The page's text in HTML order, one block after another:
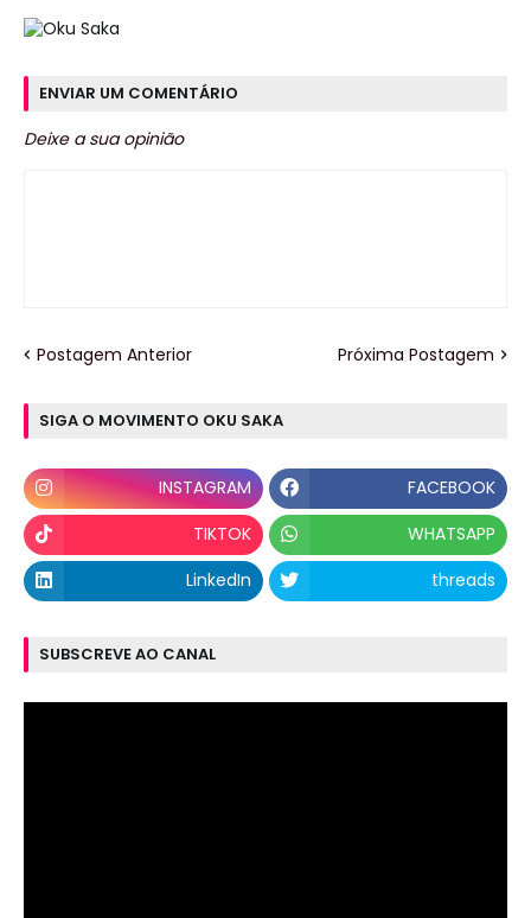
ENVIAR UM COMENTÁRIO
Deixe a sua opinião
Postagem Anterior Próxima Postagem
SIGA O MOVIMENTO OKU SAKA
INSTAGRAM
FACEBOOK
TIKTOK
WHATSAPP
LinkedIn
threads
SUBSCREVE AO CANAL